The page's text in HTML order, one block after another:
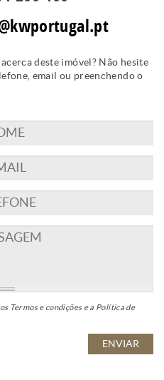
deste imóvel? Não hesite
email ou preenchendo o
Termos e condiçõese a Política de